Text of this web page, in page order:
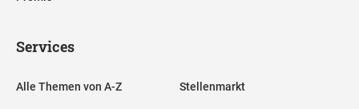
Services
Alle Themen von A-Z Stellenmarkt